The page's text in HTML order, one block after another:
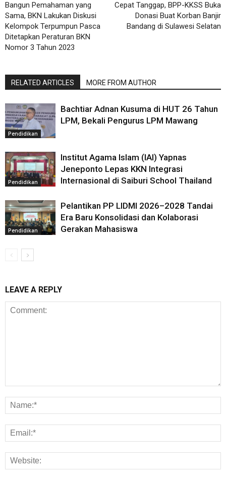
Bangun Pemahaman yang
Sama, BKN Lakukan Diskusi
Kelompok Terpumpun Pasca
Ditetapkan Peraturan BKN
Nomor 3 Tahun 2023
Cepat Tanggap, BPP-KKSS Buka
Donasi Buat Korban Banjir
Bandang di Sulawesi Selatan
RELATED ARTICLES MORE FROM AUTHOR
Pendidikan
Bachtiar Adnan Kusuma di HUT 26 Tahun
LPM, Bekali Pengurus LPM Mawang
Pendidikan
Institut Agama Islam (IAI) Yapnas
Jeneponto Lepas KKN Integrasi
Internasional di Saiburi School Thailand
Pendidikan
Pelantikan PP LIDMI 2026–2028 Tandai
Era Baru Konsolidasi dan Kolaborasi
Gerakan Mahasiswa
LEAVE A REPLY